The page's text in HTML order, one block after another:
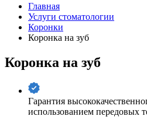
Главная
Услуги стоматологии
Коронки
Коронка на зуб
Коронка на зуб
Гарантия
использованием передовых